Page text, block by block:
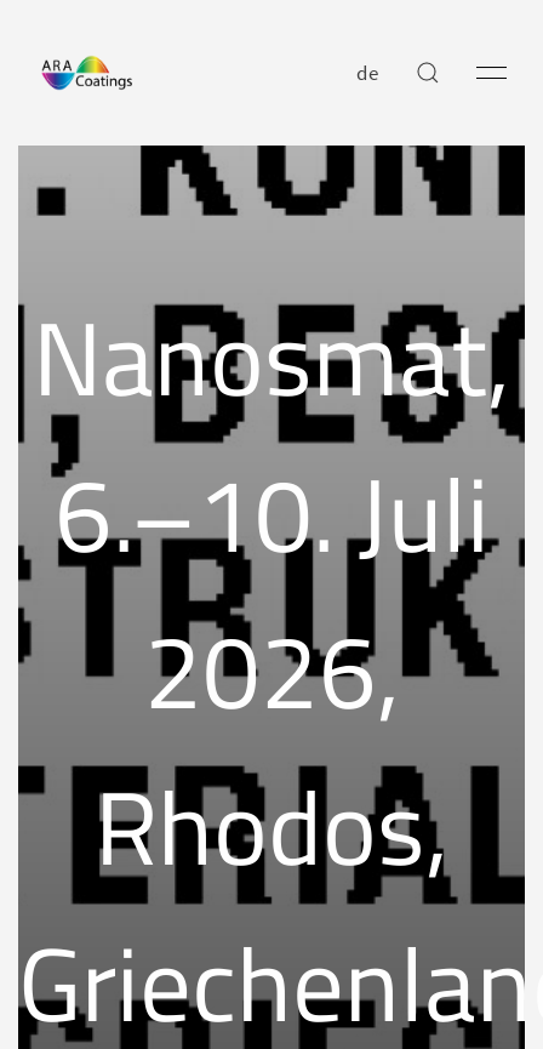
de
Nanosmat,
6.–10. Juli
2026,
Rhodos,